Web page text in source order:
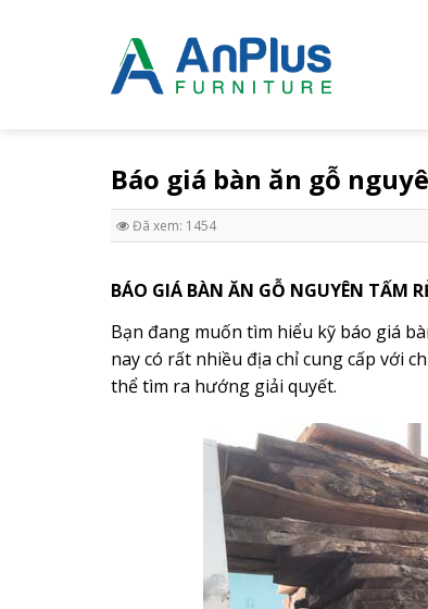
Báo giá bàn ăn gỗ
Đã xem: 1454
BÁO GIÁ BÀN ĂN GỖ NGUYÊN TẤM
Bạn đang muốn tìm hiểu kỹ báo giá
nay có rất nhiều địa chỉ cung cấp với
thể tìm ra hướng giải quyết.